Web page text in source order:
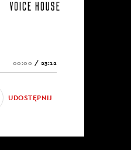
00:00 / 23:12
UDOSTĘPNIJ